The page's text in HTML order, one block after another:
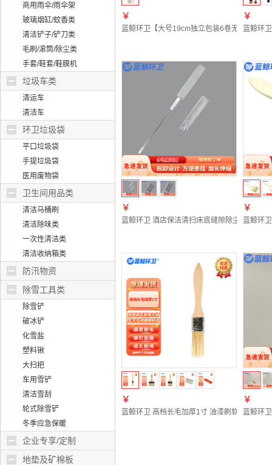
商用雨伞/雨伞架
玻璃烟缸/蚊香类
清洁铲子/铲刀类
毛刷/滚筒/除尘类
手套/鞋套/鞋膜机
垃圾车类
清运车
清洁车
环卫垃圾袋
平口垃圾袋
手提垃圾袋
医用废物袋
卫生间用品类
清洁马桶刷
清洁除味类
一次性清洁类
清洁收纳箱类
防汛物资
除雪工具类
除雪铲
破冰铲
化雪盐
塑料锹
大扫把
车用雪铲
清洁雪刮
轮式除雪铲
冬季应急保暖
企业专享/定制
地垫及矿棉板
￥
蓝鲸环卫【大号19cm独立包装6卷无手柄】滚
￥
蓝鲸环
￥
蓝鲸环卫 酒店保洁清扫床底缝隙除尘掸子 不
￥
蓝鲸环
￥
蓝鲸环卫 高档长毛加厚1寸 油漆刷软毛刷子
￥
蓝鲸环